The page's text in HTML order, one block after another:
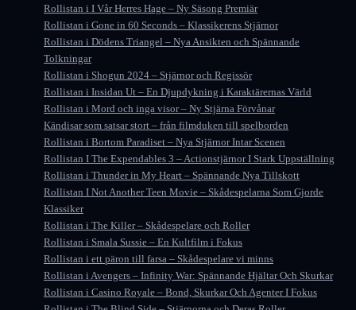
Rollistan i I Vår Herres Hage – Ny Säsong Premiär
Rollistan i Gone in 60 Seconds – Klassikerens Stjärnor
Rollistan i Dödens Triangel – Nya Ansikten och Spännande
Tolkningar
Rollistan i Shogun 2024 – Stjärnor och Regissör
Rollistan i Insidan Ut – En Djupdykning i Karaktärernas Värld
Rollistan i Mord och inga visor – Ny Stjärna Förvånar
Kändisar som satsar stort – från filmduken till spelborden
Rollistan i Bortom Paradiset – Nya Stjärnor Intar Scenen
Rollistan I The Expendables 3 – Actionstjärnor I Stark Uppställning
Rollistan i Thunder in My Heart – Spännande Nya Tillskott
Rollistan I Not Another Teen Movie – Skådespelarna Som Gjorde
Klassiker
Rollistan i The Killer – Skådespelare och Roller
Rollistan i Smala Sussie – En Kultfilm i Fokus
Rollistan i ett päron till farsa – Skådespelare vi minns
Rollistan i Avengers – Infinity War: Spännande Hjältar Och Skurkar
Rollistan i Casino Royale – Bond, Skurkar Och Agenter I Fokus